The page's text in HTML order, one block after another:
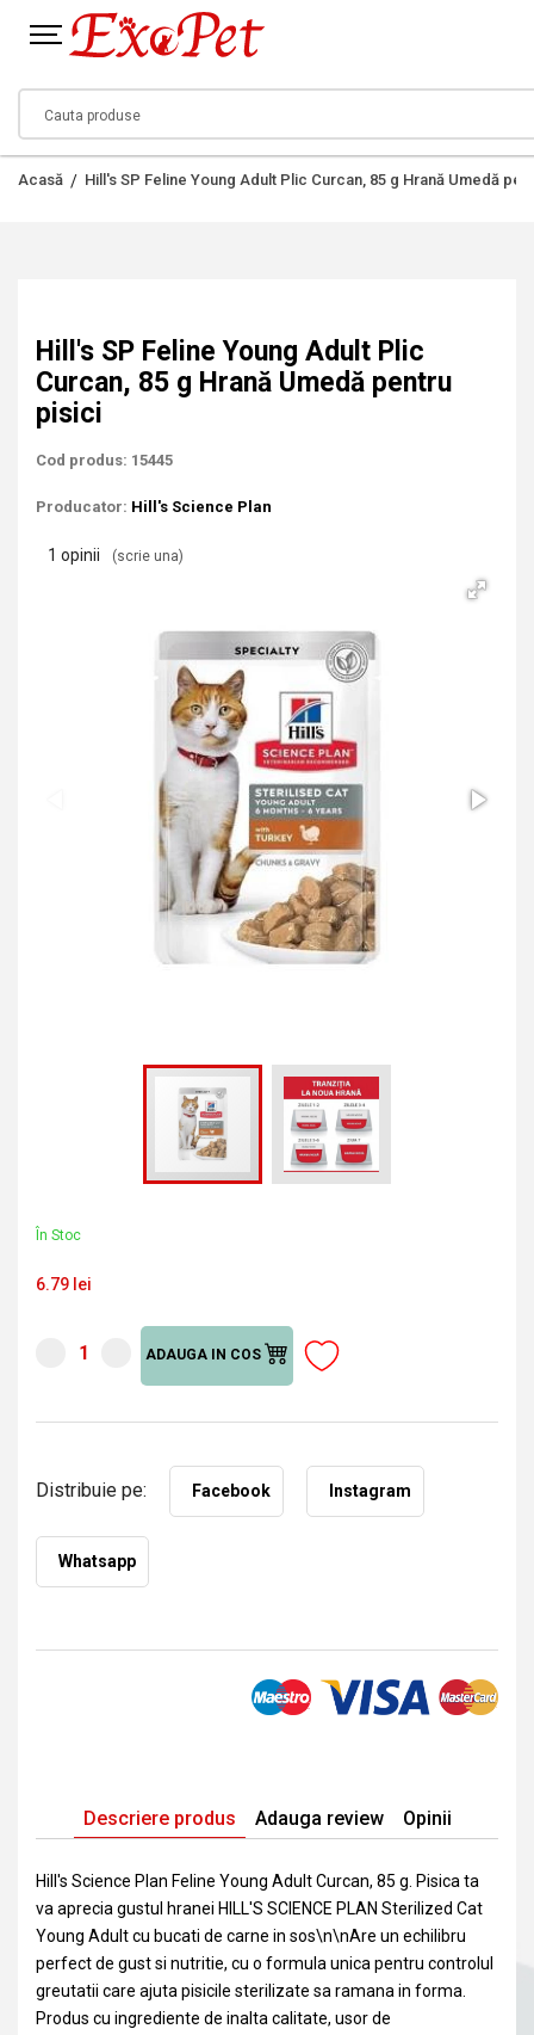
Acasă Hill's SP Feline Young Adult Plic Curcan, 85 g Hrană Umedă
Descriere produs Adauga review Opinii
Hill's Science Plan Feline Young Adult Curcan, 85 g. Pisica ta
va aprecia gustul hranei HILL'S SCIENCE PLAN Sterilized Cat
Young Adult cu bucati de carne in sos\n\nAre un echilibru
perfect de gust si nutritie, cu o formula unica pentru controlul
greutatii care ajuta pisicile sterilizate sa ramana in forma.
Produs cu ingrediente de inalta calitate, usor de
Hill's SP Feline Young Adult Plic
Curcan, 85 g Hrană Umedă pentru
pisici
Cod produs: 15445
Producator: Hill's Science Plan
1 opinii (scrie una)
În Stoc
6.79 lei
ADAUGA IN COS
Distribuie pe: Facebook Instagram
Whatsapp